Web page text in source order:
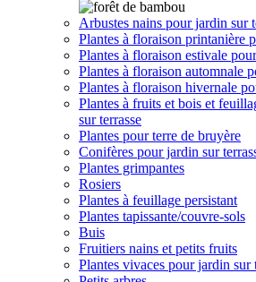
Arbustes nains pour jardin sur
Plantes à floraison printanière
Plantes à floraison estivale
Plantes à floraison automnale
Plantes à floraison hivernale
Plantes à fruits et bois et
sur terrasse
Plantes pour terre de bruyère
Conifères pour jardin sur
Plantes grimpantes
Rosiers
Plantes à feuillage persistant
Plantes tapissante/couvre-sols
Buis
Fruitiers nains et petits fruits
Plantes vivaces pour jardin sur